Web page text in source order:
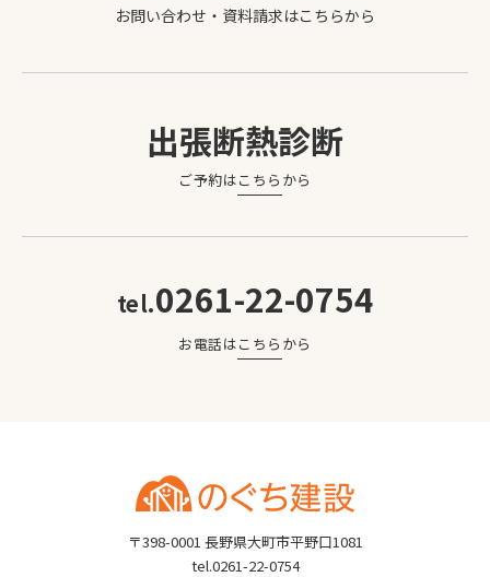
お問い合わせ・資料請求はこちらから
出張断熱診断
ご予約はこちら から
tel.0261-22-0754
お電話はこちら から
〒398-0001 長野県大町市平野口1081
tel.0261-22-0754